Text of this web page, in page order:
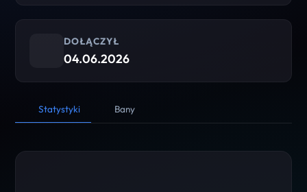
DOŁĄCZYŁ
04.06.2026
Statystyki Bany